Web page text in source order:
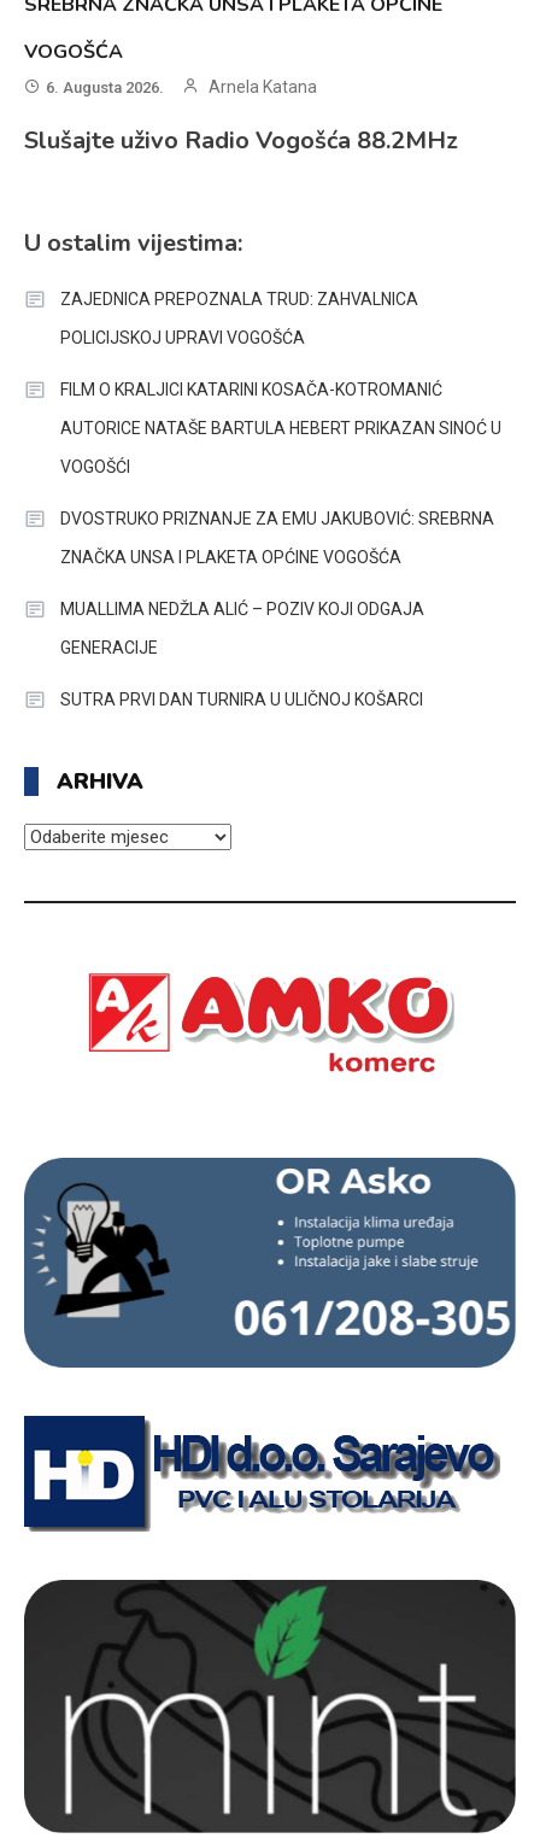
VOGOŠĆA
6. Augusta 2026. Arnela Katana
Slušajte uživo Radio Vogošća 88.2MHz
U ostalim vijestima:
ZAJEDNICA PREPOZNALA TRUD: ZAHVALNICA
POLICIJSKOJ UPRAVI VOGOŠĆA
FILM O KRALJICI KATARINI KOSAČA-KOTROMANIĆ
AUTORICE NATAŠE BARTULA HEBERT PRIKAZAN SINOĆ U
VOGOŠĆI
DVOSTRUKO PRIZNANJE ZA EMU JAKUBOVIĆ: SREBRNA
ZNAČKA UNSA I PLAKETA OPĆINE VOGOŠĆA
MUALLIMA NEDŽLA ALIĆ – POZIV KOJI ODGAJA
GENERACIJE
SUTRA PRVI DAN TURNIRA U ULIČNOJ KOŠARCI
ARHIVA
ARHIVA